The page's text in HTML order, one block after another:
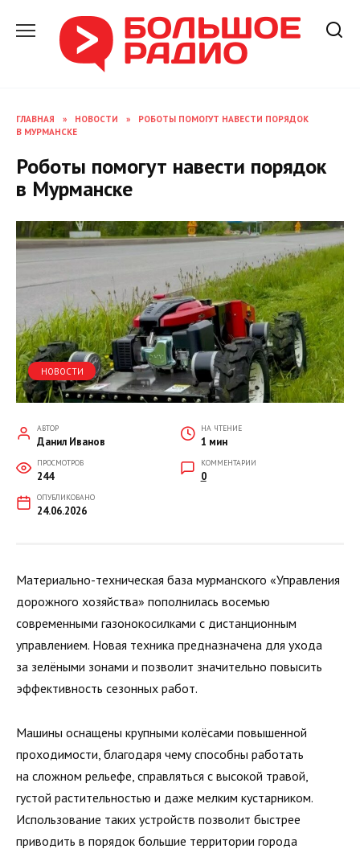
содержанию
ГЛАВНАЯ » НОВОСТИ »
РОБОТЫ ПОМОГУТ НАВЕСТИ ПОРЯДОК
В МУРМАНСКЕ
Роботы помогут навести порядок
в Мурманске
НОВОСТИ
АВТОР
Данил Иванов
НА ЧТЕНИЕ
1 мин
ПРОСМОТРОВ
244
КОММЕНТАРИИ
0
ОПУБЛИКОВАНО
24.06.2026
Материально-техническая база мурманского «Управления
дорожного хозяйства» пополнилась восемью
современными газонокосилками с дистанционным
управлением. Новая техника предназначена для ухода
за зелёными зонами и позволит значительно повысить
эффективность сезонных работ.
Машины оснащены крупными колёсами повышенной
проходимости, благодаря чему способны работать
на сложном рельефе, справляться с высокой травой,
густой растительностью и даже мелким кустарником.
Использование таких устройств позволит быстрее
приводить в порядок большие территории города